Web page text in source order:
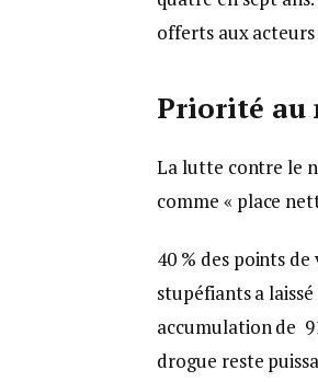
offerts aux
Priorité au
La lutte contre le
comme « place
40 % des points
stupéfiants a
accumulation de
drogue reste